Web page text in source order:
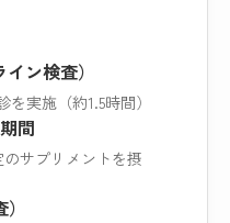
ン検査）
実施（約1.5時間）
間
サプリメントを摂